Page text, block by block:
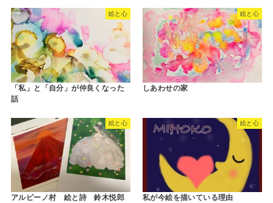
絵と心
「私」と「自分」が仲良くなった
話
絵と心
しあわせの家
絵と心
アルピーノ村 絵と詩 鈴木悦郎
絵と心
私が今絵を描いている理由